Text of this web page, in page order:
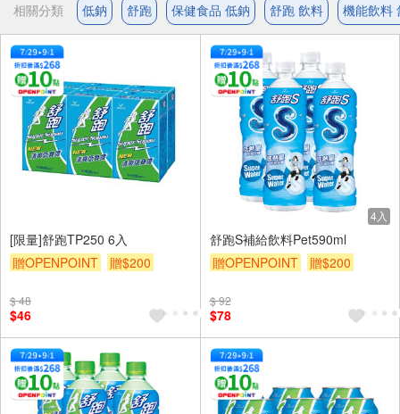
相關分類 低鈉 舒跑 保健食品 低鈉 舒跑 飲料 機能飲料
[限量]舒跑TP250 6入
贈OPENPOINT
贈$200
$ 48
$46
4入
舒跑S補給飲料Pet590ml
贈OPENPOINT
贈$200
$ 92
$78